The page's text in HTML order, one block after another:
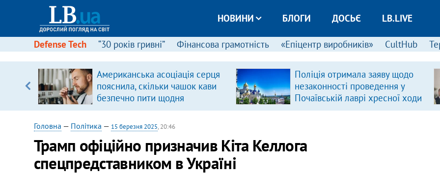
НОВИНИ БЛОГИ ДОСЬЄ LB.LIVE
Defense Tech “30 років гривні” Фінансова грамотність «Епіцентр виробників» CultHub
Американська асоціація серця
пояснила, скільки чашок кави
безпечно пити щодня
Поліція отримала заяву щодо
незаконності проведення у
Почаївській лаврі хресної ходи
Головна — Політика — 15 березня 2025, 20:46
Трамп офіційно призначив Кіта Келлога
спецпредставником в Україні